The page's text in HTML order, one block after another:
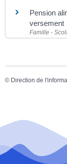
Pension
versement
Famille -
© Direction de